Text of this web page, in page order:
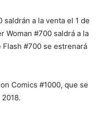
saldrán a la venta el 1 de
Woman #700 saldrá a la
#700 se estrenará
Comics #1000, que se